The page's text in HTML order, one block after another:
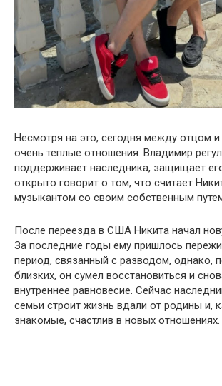
Несмотря на это, сегодня между отцом
очень теплые отношения. Владимир
поддерживает наследника, защищает
открыто говорит о том, что считает
музыкантом со своим собственным
После переезда в США Никита начал
За последние годы ему пришлось
период, связанный с разводом, однако,
близких, он сумел восстановиться и
внутреннее равновесие. Сейчас
семьи строит жизнь вдали от родины и,
знакомые, счастлив в новых отношениях.